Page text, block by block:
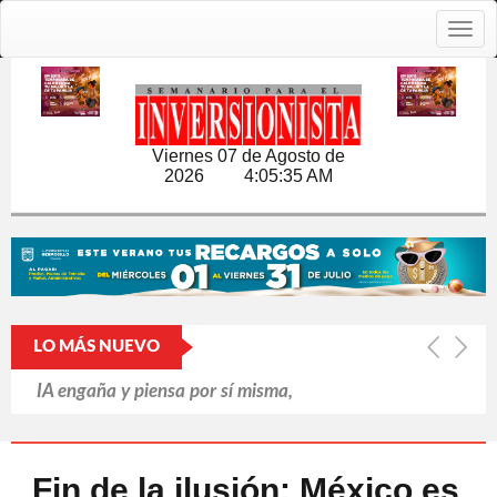
Viernes 07 de Agosto de
2026 4:05:35 AM
LO MÁS NUEVO
IA engaña y piensa por sí misma,
Putin refuerza la retaguardia ante la